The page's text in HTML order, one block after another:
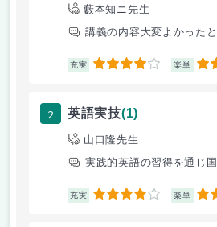
藪本知ニ先生
講義の内容大変よかった
充実 4 楽単 4
2 英語実技(1)
山口隆先生
実践的英語の習得を通じ
充実 4 楽単 3